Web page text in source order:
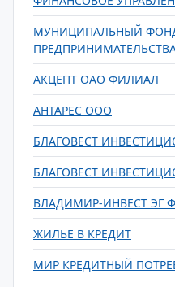
МУНИЦИПАЛЬНЫЙ
АКЦЕПТ ОАО ФИЛИАЛ
АНТАРЕС ООО
БЛАГОВЕСТ
БЛАГОВЕСТ
ВЛАДИМИР-ИНВЕСТ ЭГ
ЖИЛЬЕ В КРЕДИТ
МИР КРЕДИТНЫЙ